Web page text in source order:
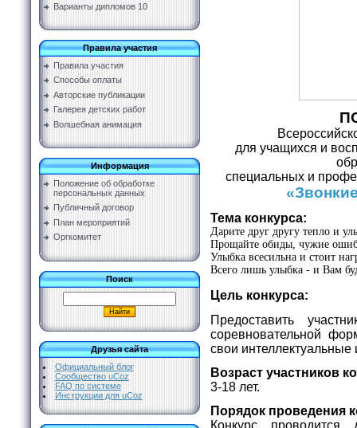
Варианты дипломов 10
Правила участия
Правила участия
Способы оплаты
Авторские публикации
Галерея детских работ
Волшебная анимация
Информация
Положение об обработке
персональных данных
Публичный договор
План мероприятий
Оргкомитет
Поиск
Друзья сайта
Официальный блог
Сообщество uCoz
FAQ по системе
Инструкции для uCoz
для учащихся и
специальных и
Тема конкурса:
Дарите друг другу тепло и
Прощайте обиды, чужие
Улыбка всесильна и стоит
Всего лишь улыбка - и Вам
Цель конкурса:
Предоставить
соревновательной
свои интеллектуальные
Возраст участников
3-18 лет.
Порядок проведения